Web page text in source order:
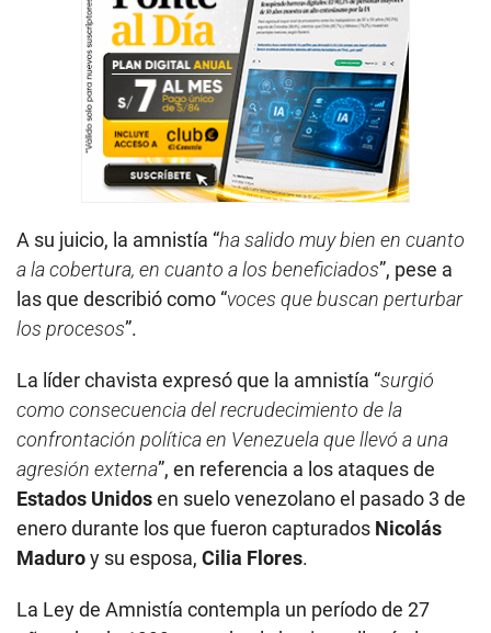
A su juicio, la amnistía “ha salido muy bien en cuanto
a la cobertura, en cuanto a los beneficiados”, pese a
las que describió como “voces que buscan perturbar
los procesos”.
La líder chavista expresó que la amnistía “surgió
como consecuencia del recrudecimiento de la
confrontación política en Venezuela que llevó a una
agresión externa”, en referencia a los ataques de
Estados Unidosen suelo venezolano el pasado 3 de
enero durante los que fueron capturados Nicolás
Maduroy su esposa, Cilia Flores.
La Ley de Amnistía contempla un período de 27